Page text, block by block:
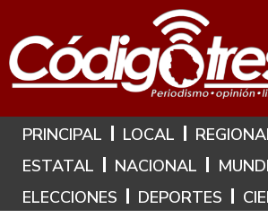
Hoy es: 7 de Agosto de
PRINCIPAL LOCAL
ESTATAL
NACIONAL
ELECCIONES
DEPORTES